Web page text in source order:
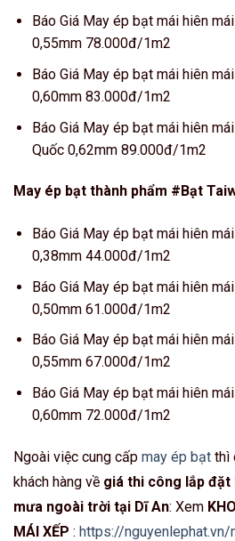
Báo Giá May ép bạt mái hiên
0,55mm 78.000đ/1m2
Báo Giá May ép bạt mái hiên
0,60mm 83.000đ/1m2
Báo Giá May ép bạt mái hiên
Quốc 0,62mm 89.000đ/1m2
May ép bạt thành phẩm #Bạt
Báo Giá May ép bạt mái hiên
0,38mm 44.000đ/1m2
Báo Giá May ép bạt mái hiên
0,50mm 61.000đ/1m2
Báo Giá May ép bạt mái hiên
0,55mm 67.000đ/1m2
Báo Giá May ép bạt mái hiên
0,60mm 72.000đ/1m2
Ngoài việc cung cấp may ép bạt thì
khách hàng về giá thi công lắp
mưa ngoài trời tại Dĩ An: Xem
MÁI XẾP : https://